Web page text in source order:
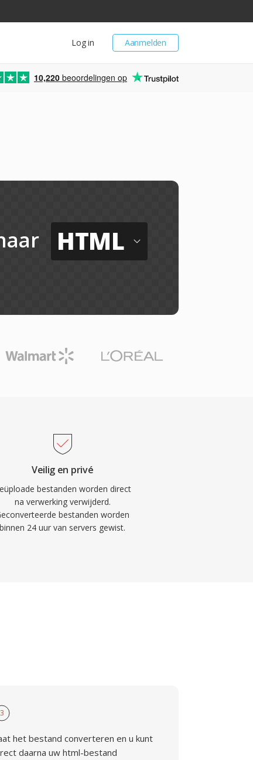
Aanmelden
Log in
10,220 beoordelingen op
HTML
Veilig en privé
bestanden worden direct
na verwerking verwijderd.
bestanden worden
binnen 24 uur van servers gewist.
3
het bestand converteren en u kunt
daarna uw html-bestand